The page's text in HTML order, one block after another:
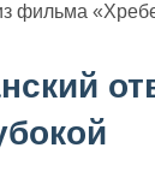
фильма